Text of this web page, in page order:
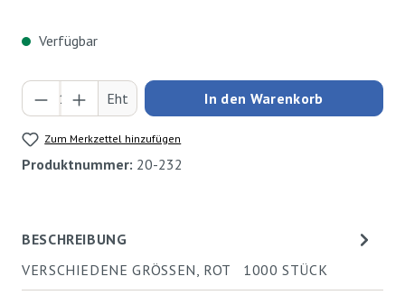
Verfügbar
Produkt Anzahl: Gib den gewünschten Wert
Eht In den Warenkorb
Zum Merkzettel hinzufügen
Produktnummer: 20-232
BESCHREIBUNG
VERSCHIEDENE GRÖSSEN, ROT 1000 STÜCK